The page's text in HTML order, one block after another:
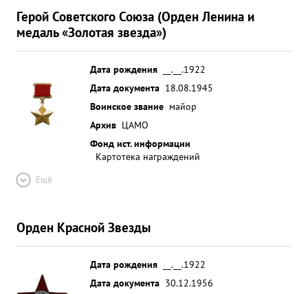
Герой Советского Союза (Орден Ленина и
медаль «Золотая звезда»)
Дата рождения
__.__.1922
Дата документа 18.08.1945
Воинское звание майор
Архив ЦАМО
Фонд ист. информации
Картотека награждений
Ещё
Орден Красной Звезды
Дата рождения
__.__.1922
Дата документа 30.12.1956